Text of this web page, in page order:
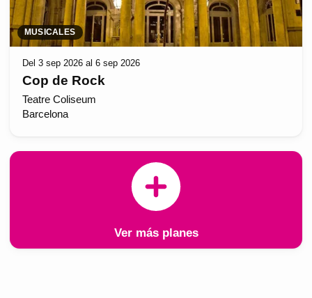
MUSICALES
Del 3 sep 2026 al 6 sep 2026
Cop de Rock
Teatre Coliseum
Barcelona
Ver más planes